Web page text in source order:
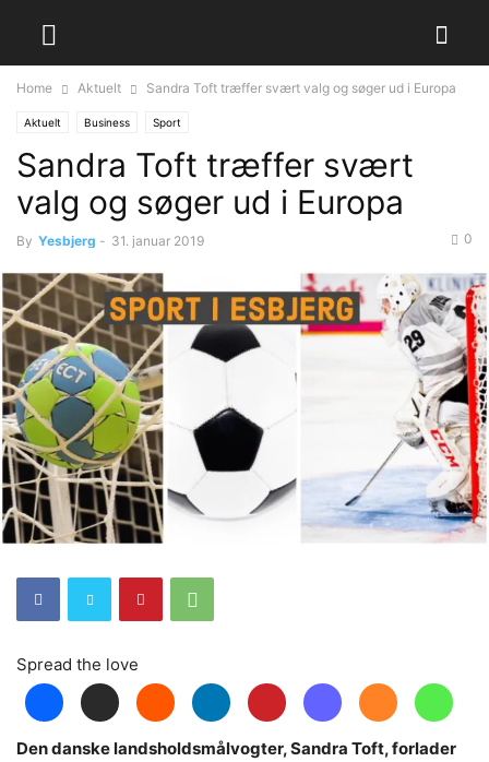
Home Aktuelt Sandra Toft træffer svært valg og søger ud i Europa
Aktuelt Business Sport
Sandra Toft træffer svært
valg og søger ud i Europa
By Yesbjerg - 31. januar 2019 0
Spread the love
Den danske landsholdsmålvogter, Sandra Toft, forlader